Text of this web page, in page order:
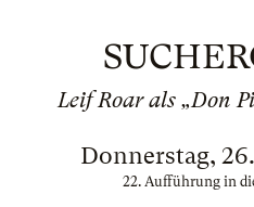
Leif Roar als „Don
Donnerstag,
22. Aufführung in